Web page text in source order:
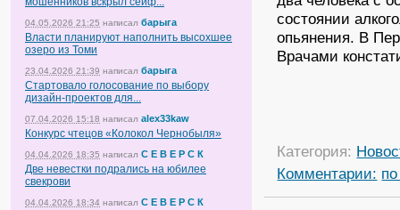
04.05.2026 21:25 написал барыга
Власти планируют наполнить высохшее
озеро из Томи
23.04.2026 21:39 написал барыга
Стартовало голосование по выбору
дизайн-проектов для...
07.04.2026 15:18 написал alex33kaw
Конкурс чтецов «Колокол Чернобыля»
04.04.2026 18:35 написал С Е В Е Р С К
Две невестки подрались на юбилее
свекрови
04.04.2026 18:34 написал С Е В Е Р С К
состоянии
опьянения. В
Врачами
Категория:
Комментарии: